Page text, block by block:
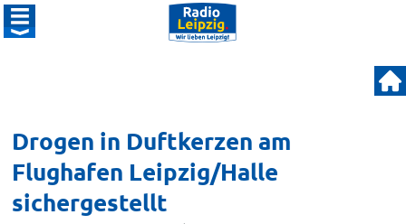
Drogen in Duftkerzen am
Flughafen Leipzig/Halle
sichergestellt